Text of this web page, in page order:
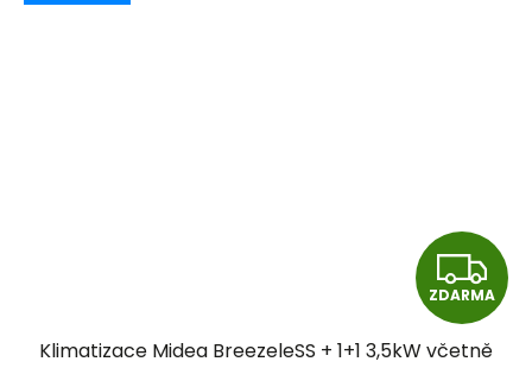
Z
D
ZDARMA
Klimatizace Midea BreezeleSS + 1+1 3,5kW včetně